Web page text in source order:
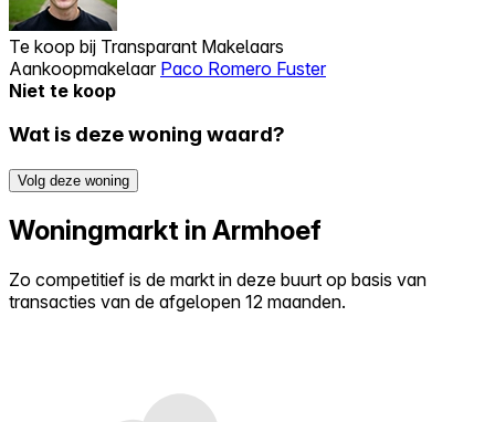
Te koop bij Transparant Makelaars
Aankoopmakelaar Paco Romero Fuster
Niet te koop
Wat is deze woning waard?
Volg deze woning
Woningmarkt in Armhoef
Zo competitief is de markt in deze buurt op basis van
transacties van de afgelopen 12 maanden.